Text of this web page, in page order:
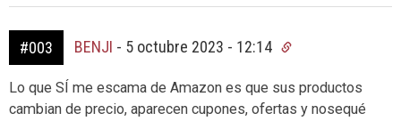
#003 BENJI - 5 octubre 2023 - 12:14
Lo que SÍ me escama de Amazon es que sus productos
cambian de precio, aparecen cupones, ofertas y nosequé